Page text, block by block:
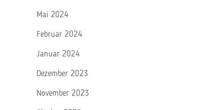
Mai 2024
Februar 2024
Januar 2024
Dezember 2023
November 2023